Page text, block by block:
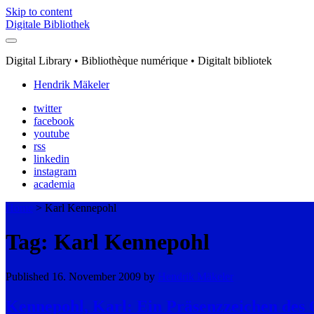
Skip to content
Digitale Bibliothek
Digital Library • Bibliothèque numérique • Digitalt bibliotek
Hendrik Mäkeler
twitter
facebook
youtube
rss
linkedin
instagram
academia
Home > Karl Kennepohl
Tag: Karl Kennepohl
Published 16. November 2009 by Hendrik Mäkeler
Kennepohl, Karl: Ein Präsenzzeichen